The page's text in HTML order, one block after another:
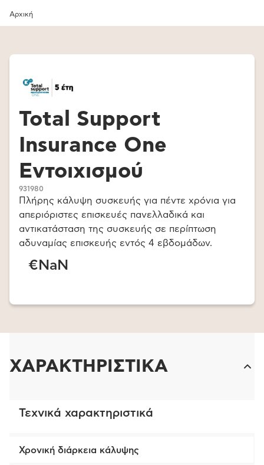
Αρχική
Total Support
Insurance One
Εντοιχισμού
931980
Πλήρης κάλυψη συσκευής για πέντε χρόνια για
απεριόριστες επισκευές πανελλαδικά και
αντικατάσταση της συσκευής σε περίπτωση
αδυναμίας επισκευής εντός 4 εβδομάδων.
€NaN
ΧΑΡΑΚΤΗΡΙΣΤΙΚΑ
Τεχνικά χαρακτηριστικά
Χρονική διάρκεια κάλυψης